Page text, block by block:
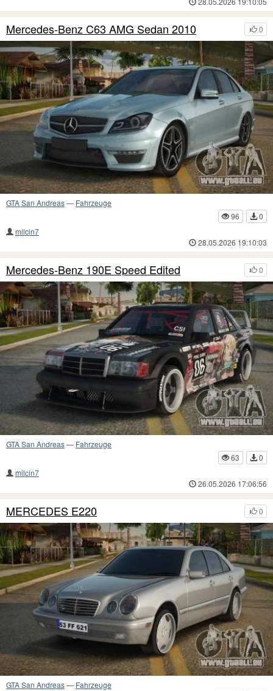
0
Mercedes-Benz C63 AMG Sedan 2010
GTA San Andreas— Fahrzeuge
96
0
milcin7
28.05.2026 19:10:03
0
Mercedes-Benz 190E Speed Edited
GTA San Andreas— Fahrzeuge
63
0
milcin7
26.05.2026 17:06:56
0
MERCEDES E220
GTA San Andreas— Fahrzeuge